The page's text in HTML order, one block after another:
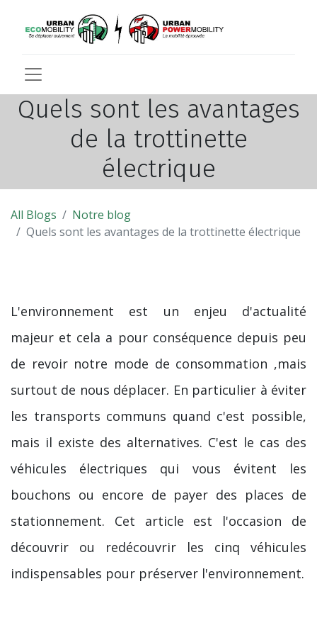
Quels sont les avantages
de la trottinette
électrique
All Blogs
Notre blog
Quels sont les avantages de la trottinette électrique
L'environnement est un enjeu d'actualité
majeur et cela a pour conséquence depuis peu
de revoir notre mode de consommation ,mais
surtout de nous déplacer. En particulier à éviter
les transports communs quand c'est possible,
mais il existe des alternatives. C'est le cas des
véhicules électriques qui vous évitent les
bouchons ou encore de payer des places de
stationnement. Cet article est l'occasion de
découvrir ou redécouvrir les cinq véhicules
indispensables pour préserver l'environnement.